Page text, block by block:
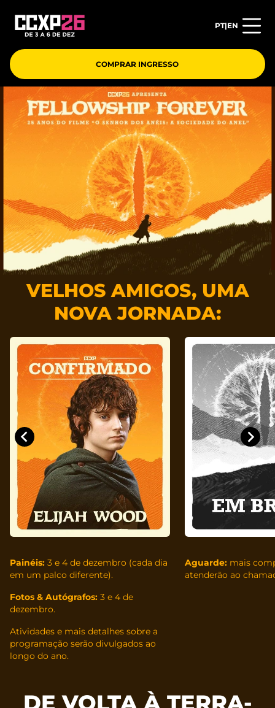
PT|EN
COMPRAR INGRESSO
VELHOS AMIGOS, UMA
NOVA JORNADA:
Painéis: 3 e 4 de dezembro (cada dia
em um palco diferente).
Fotos & Autógrafos: 3 e 4 de
dezembro.
Atividades e mais detalhes sobre a
programação serão divulgados ao
longo do ano.
Aguarde: mais
atenderão ao
DE VOLTA À TERRA-